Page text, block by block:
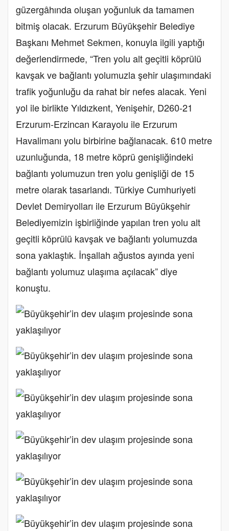
güzergâhında oluşan yoğunluk da tamamen
bitmiş olacak. Erzurum Büyükşehir Belediye
Başkanı Mehmet Sekmen, konuyla ilgili yaptığı
değerlendirmede, “Tren yolu alt geçitli köprülü
kavşak ve bağlantı yolumuzla şehir ulaşımındaki
trafik yoğunluğu da rahat bir nefes alacak. Yeni
yol ile birlikte Yıldızkent, Yenişehir, D260-21
Erzurum-Erzincan Karayolu ile Erzurum
Havalimanı yolu birbirine bağlanacak. 610 metre
uzunluğunda, 18 metre köprü genişliğindeki
bağlantı yolumuzun tren yolu genişliği de 15
metre olarak tasarlandı. Türkiye Cumhuriyeti
Devlet Demiryolları ile Erzurum Büyükşehir
Belediyemizin işbirliğinde yapılan tren yolu alt
geçitli köprülü kavşak ve bağlantı yolumuzda
sona yaklaştık. İnşallah ağustos ayında yeni
bağlantı yolumuz ulaşıma açılacak” diye
konuştu.